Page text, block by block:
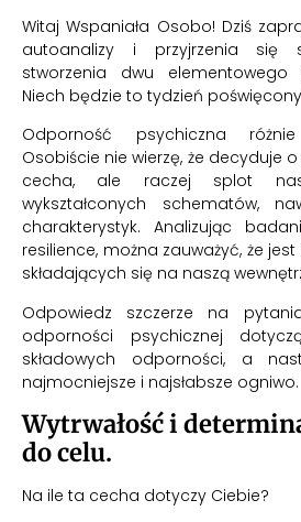
Witaj Wspaniała Osobo! Dziś
autoanalizy i przyjrzenia się
stworzenia dwu elementowego
Niech będzie to tydzień
Odporność psychiczna
Osobiście nie wierzę, że decyduje
cecha, ale raczej splot
wykształconych schematów,
charakterystyk. Analizując
resilience, można zauważyć, że
składających się na naszą
Odpowiedz szczerze na
odporności psychicznej
składowych odporności, a
najmocniejsze i najsłabsze ogniwo.
Wytrwałość i
do celu.
Na ile ta cecha dotyczy Ciebie?